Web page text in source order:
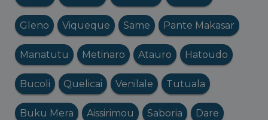
Gleno Viqueque Same Pante Makasar
Manatutu Metinaro Atauro Hatoudo
Bucoli Quelicai Venilale Tutuala
Buku Mera Aissirimou Saboria Dare